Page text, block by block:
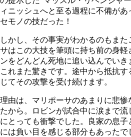
ィニッシュへと至る過程に不備が
セモノの技だった！
しかし、その事実がわかるのもま
サはこの大技を筆頭に持ち前の身
ンをどんどん死地に追い込んでいき
これまた驚きです。途中から抵抗
じてその攻撃を受け続けます。
理由は、マリポーサのあまりに悲
たから。ロビンが試合中に涙まで
にとっても衝撃でした。良家の息
には負い目を感じる部分もあった